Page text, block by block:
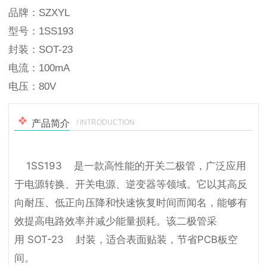
品牌：SZXYL
型号：1SS193
封装：SOT-23
电流：100mA
电压：80V
产品简介 / INTRODUCTION
于电源转换、开关电源、逆变器等领域。它以其高反
向耐压、低正向压降和快速恢复时间而闻名，能够有
效提高电路效率并减少能量损耗。该二极管采
用 SOT-23    封装，适合表面贴装，节省PCB板空
间。